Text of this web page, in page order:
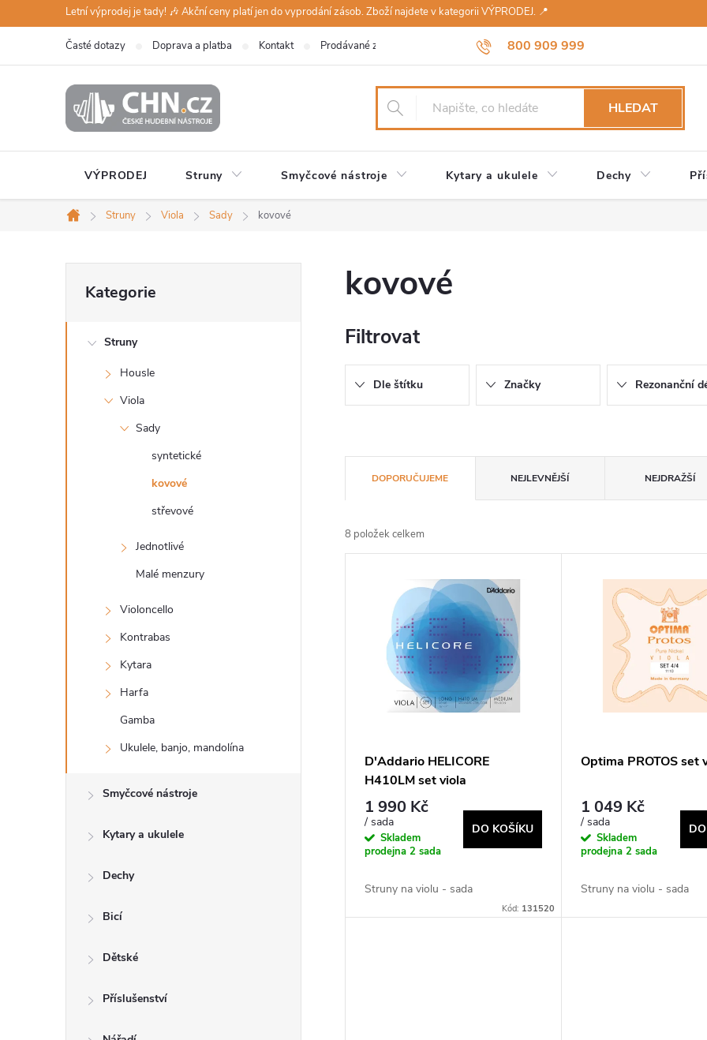
na
Letní výprodej je tady! 🎶 Akční ceny platí jen do vyprodání zásob. Zboží najdete v kategorii VÝPRODEJ. 📍
800 909 999
Časté dotazy Doprava a platba Kontakt Prodávané značky Návody a údržba Reklamace
HLEDAT
VÝPRODEJ Struny Smyčcové nástroje Kytary a ukulele Dechy
Domů
Struny Viola Sady kovové
o
kategorie
Kategorie
Struny
Housle
Viola
Sady
syntetické
kovové
střevové
Jednotlivé
Malé menzury
Violoncello
Kontrabas
Kytara
Harfa
Gamba
Ukulele, banjo, mandolína
Smyčcové nástroje
Kytary a ukulele
Dechy
Bicí
Dětské
Příslušenství
kovové
Filtrovat
Dle štítku Značky Rezonanční
a
z
k
DOPORUČUJEME NEJLEVNĚJŠÍ NEJDRAŽŠÍ
8 položek celkem
u
D'Addario HELICORE
H410LM set viola
1 990 Kč
/ sada
Skladem
prodejna 2 sada
DO KOŠÍKU
Struny na violu - sada
Kód: 131520
Optima PROTOS set
1 049 Kč
/ sada
Skladem
prodejna2 sada
Struny na violu - sada